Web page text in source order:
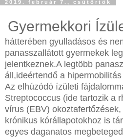
2019. február 7., csütörtök
Gyermekkori
hátterében gyulladásos és
panasszallátott gyermekek
jelentkeznek.A legtöbb panasz
áll,ideértendő a hipermobilitás
Az elhúzódó ízületi
Streptococcus (ide tartozik a
vírus (EBV) okoztafertőzések,
krónikus kórállapotokhoz is
egyes daganatos